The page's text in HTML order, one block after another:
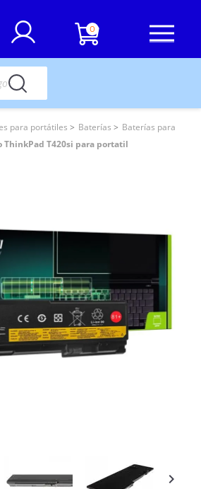
0
para portátiles Baterías
Baterías para
ThinkPad T420si para portatil
